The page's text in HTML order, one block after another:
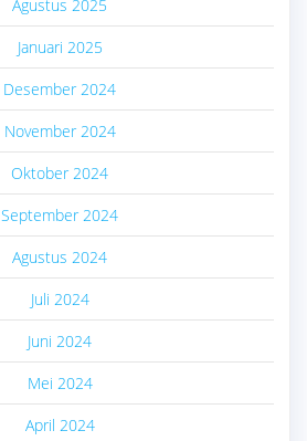
Agustus 2025
Januari 2025
Desember 2024
November 2024
Oktober 2024
September 2024
Agustus 2024
Juli 2024
Juni 2024
Mei 2024
April 2024